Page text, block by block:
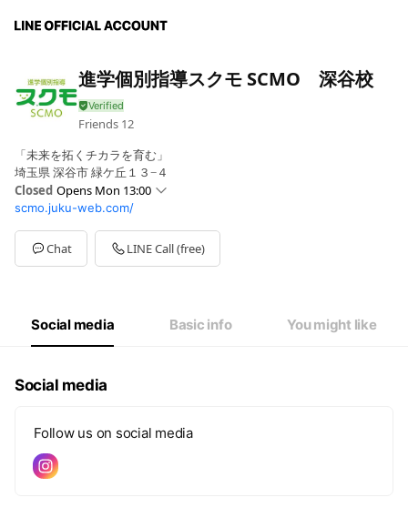
進学個別指導スクモ SCMO 深谷校
Friends 12
「未来を拓くチカラを育む」
埼玉県 深谷市 緑ケ丘１３−４
Closed Opens Mon 13:00
SunClosed
Mon13:00 - 21:00
Tue00:00 - 00:00
Wed00:00 - 00:00
Closed
scmo.juku-web.com/
Chat LINE Call (free)
Social media Basic info You might like
Social media
Follow us on social media